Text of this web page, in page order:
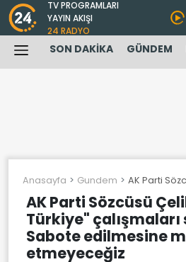
TV PROGRAMLARI
YAYIN AKIŞI
24 RADYO
SON DAKİKA GÜNDEM
Anasayfa Gundem AK Parti
AK Parti Sözcüsü
Türkiye"
Sabote edilmesine
etmeyeceğiz